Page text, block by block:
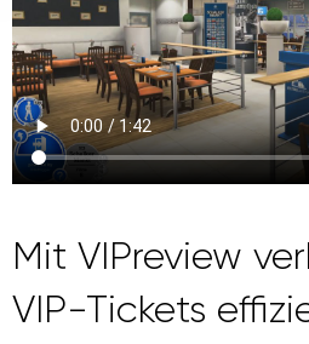
Mit VIPreview
VIP-Tickets